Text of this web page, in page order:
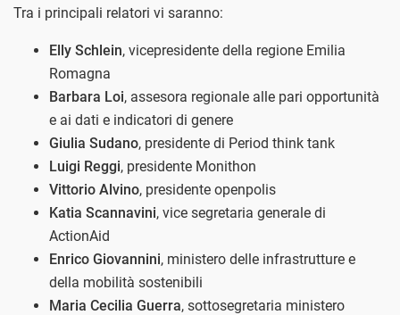
Tra i principali relatori vi saranno:
Elly Schlein, vicepresidente della regione Emilia
Romagna
Barbara Loi, assesora regionale alle pari opportunità
e ai dati e indicatori di genere
Giulia Sudano, presidente di Period think tank
Luigi Reggi, presidente Monithon
Vittorio Alvino, presidente openpolis
Katia Scannavini, vice segretaria generale di
ActionAid
Enrico Giovannini, ministero delle infrastrutture e
della mobilità sostenibili
Maria Cecilia Guerra, sottosegretaria ministero